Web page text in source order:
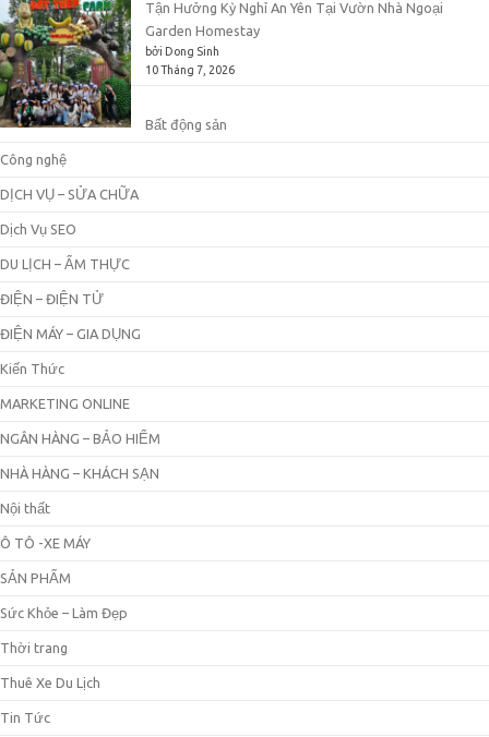
Tận Hưởng Kỳ Nghỉ An Yên Tại Vườn Nhà Ngoại
Garden Homestay
bởi Dong Sinh
10 Tháng 7, 2026
Bất động sản
Công nghệ
DỊCH VỤ – SỬA CHỮA
Dịch Vụ SEO
DU LỊCH – ẨM THỰC
ĐIỆN – ĐIỆN TỬ
ĐIỆN MÁY – GIA DỤNG
Kiến Thức
MARKETING ONLINE
NGÂN HÀNG – BẢO HIỂM
NHÀ HÀNG – KHÁCH SẠN
Nội thất
Ô TÔ -XE MÁY
SẢN PHẨM
Sức Khỏe – Làm Đẹp
Thời trang
Thuê Xe Du Lịch
Tin Tức